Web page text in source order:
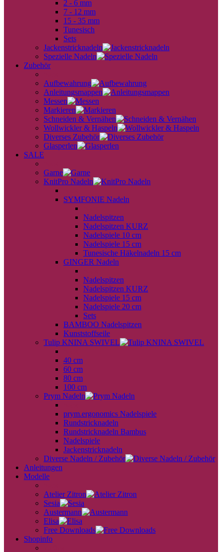
2 - 6 mm
7 - 12 mm
15 - 35 mm
Tunesisch
Sets
Jackenstricknadeln
Spezielle Nadeln
Zubehör
Aufbewahrung
Anleitungsmappen
Messen
Markieren
Schneiden & Vernähen
Wollwickler & Haspeln
Diverses Zubehör
Glasperlen
SALE
Garne
KnitPro Nadeln
SYMFONIE Nadeln
Nadelspitzen
Nadelspitzen KURZ
Nadelspiele 10 cm
Nadelspiele 15 cm
Tunesische Häkelnadeln 15 cm
GINGER Nadeln
Nadelspitzen
Nadelspitzen KURZ
Nadelspiele 15 cm
Nadelspiele 20 cm
Sets
BAMBOO Nadelspitzen
Kunststoffseile
Tulip KNINA SWIVEL
40 cm
60 cm
80 cm
100 cm
Prym Nadeln
prym.ergonomics Nadelspiele
Rundstricknadeln
Rundstricknadeln Bambus
Nadelspiele
Jackenstricknadeln
Diverse Nadeln / Zubehör
Anleitungen
Modelle
Atelier Zitron
Sesia
Austermann
Elisa
Free Downloads
Shopinfo